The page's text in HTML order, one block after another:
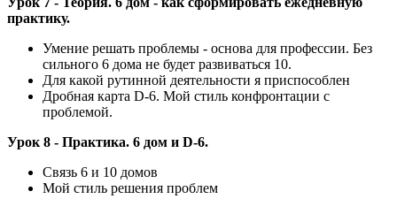
практику.
Умение решать проблемы - основа для профессии. Без
сильного 6 дома не будет развиваться 10.
Для какой рутинной деятельности я приспособлен
Дробная карта D-6. Мой стиль конфронтации с
проблемой.
Урок 8 - Практика. 6 дом и D-6.
Связь 6 и 10 домов
Мой стиль решения проблем